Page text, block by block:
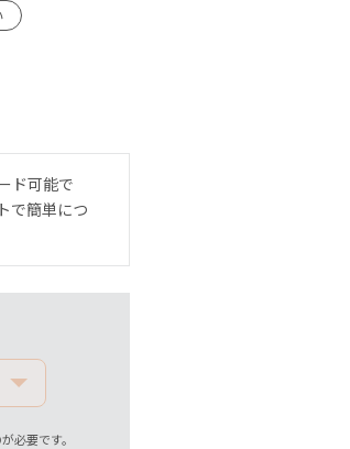
ド可能で
で簡単につ
必要です。